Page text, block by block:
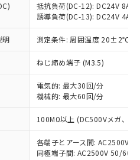
抵抗負荷(DC-12): DC24V 8A/
誘導負荷(DC-13): DC24V 4A/
明 測定条件: 周囲温度 20±2℃、
ねじ締め端子 (M3.5)
電気的: 最大30回/分
機械的: 最大60回/分
100MΩ以上 (DC500Vメガ、点
各端子とアース間: AC2500V
同極端子間: AC2500V 50/
当社制御機器事業取扱
状況および標準価格
せていただくもので
業取扱商品の中には、
象外となる商品もある
ださい。
標準価格照会結果は、
新日時点での社内デー
されるものであり、閲
の実際の在庫および標
る場合があることをご
指令（10物質）の
査中または確認中の
料など無形物で、有
い商品です。
、非含有部品として
判明した場合などや
があります。
銀(Hg) 1000ppm以下、 カド
以下、ポリ臭化ビフェニル
リ臭化ジフェニルエーテル類
含有率が中国RoHSの
を示します。
含有率が中国RoHSの
とを示します。
当社販売部門へお問
(GB/T26572)：
銀) : 1000ppm、 Cd(カドミウ
、 PBBs(ポリ臭化ビフェ
貴社製品のうち、外国
貿易法に定める商品
物等」という）を輸出
提供する場合は、日本
どの必要な手続きを